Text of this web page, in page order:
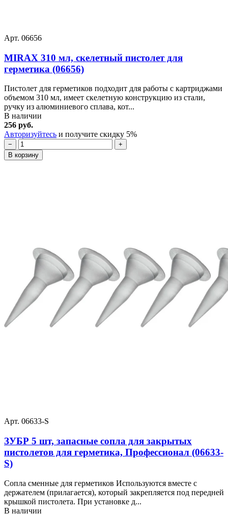
Арт. 06656
MIRAX 310 мл, скелетный пистолет для
герметика (06656)
Пистолет для герметиков подходит для работы с картриджами
объемом 310 мл, имеет скелетную конструкцию из стали,
ручку из алюминиевого сплава, кот...
В наличии
256 руб.
Авторизуйтесь и получите скидку 5%
−
+
В корзину
Арт. 06633-S
ЗУБР 5 шт, запасные сопла для закрытых
пистолетов для герметика, Профессионал (06633-
S)
Сопла сменные для герметиков Используются вместе с
держателем (прилагается), который закрепляется под передней
крышкой пистолета. При установке д...
В наличии